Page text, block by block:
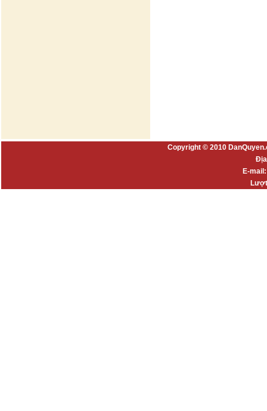
Copyright © 2010
E-